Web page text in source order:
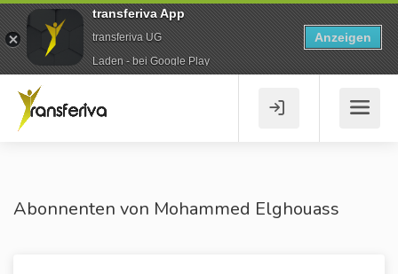
Abonnenten von Mohammed Elghouass
transferiva App
transferiva UG
Laden - bei Google Play
Anzeigen